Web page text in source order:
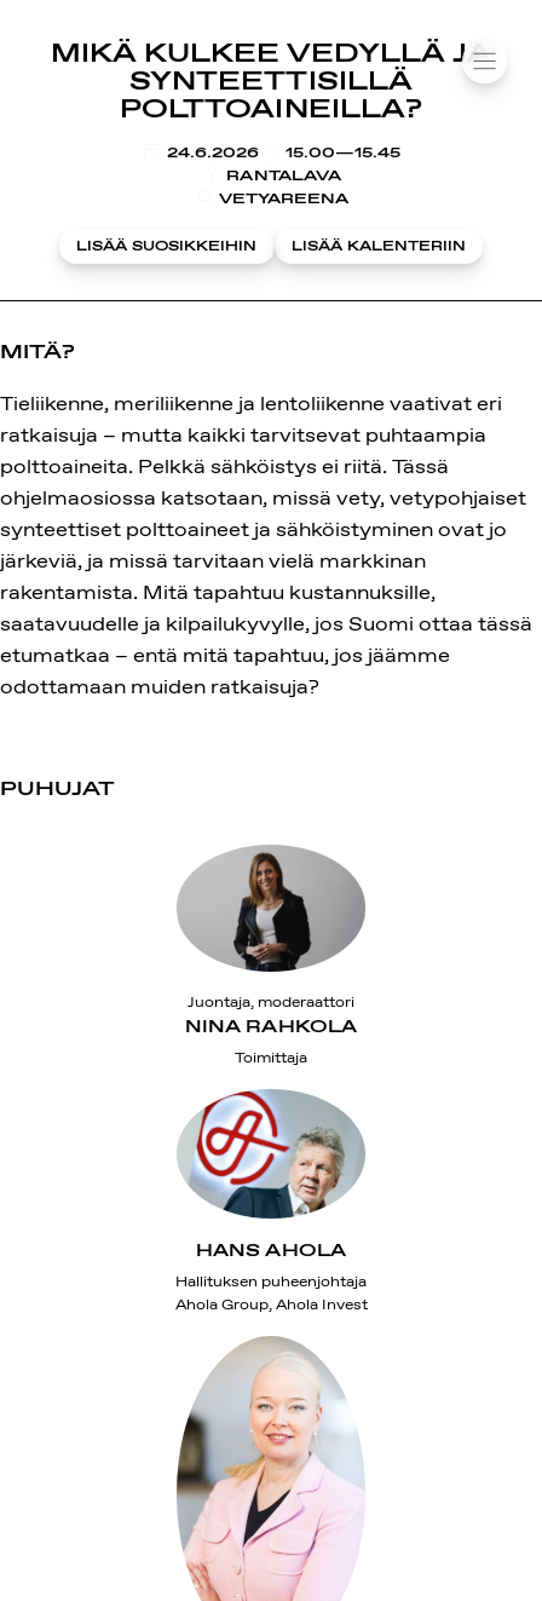
SUOMIAREENA
MIKÄ KULKEE VEDYLLÄ JA
SYNTEETTISILLÄ
POLTTOAINEILLA?
24.6.2026
KLO
15.00—15.45
RANTALAVA
VETYAREENA
LISÄÄ SUOSIKKEIHIN LISÄÄ KALENTERIIN
MITÄ?
Tieliikenne, meriliikenne ja lentoliikenne vaativat eri
ratkaisuja – mutta kaikki tarvitsevat puhtaampia
polttoaineita. Pelkkä sähköistys ei riitä. Tässä
ohjelmaosiossa katsotaan, missä vety, vetypohjaiset
synteettiset polttoaineet ja sähköistyminen ovat jo
järkeviä, ja missä tarvitaan vielä markkinan
rakentamista. Mitä tapahtuu kustannuksille,
saatavuudelle ja kilpailukyvylle, jos Suomi ottaa tässä
etumatkaa – entä mitä tapahtuu, jos jäämme
odottamaan muiden ratkaisuja?
PUHUJAT
NINA RAHKOLA
Juontaja, moderaattori
Toimittaja
HANS AHOLA
Hallituksen puheenjohtaja
Ahola Group, Ahola Invest